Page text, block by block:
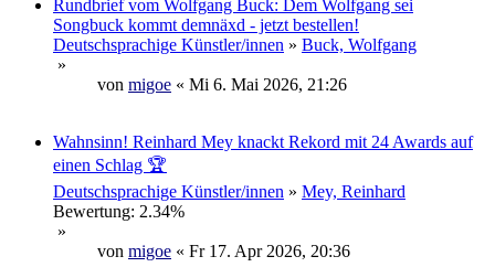
Rundbrief vom Wolfgang Buck: Dem Wolfgang sei
Songbuck kommt demnäxd - jetzt bestellen!
Deutschsprachige Künstler/innen » Buck, Wolfgang
»
von migoe « Mi 6. Mai 2026, 21:26
Wahnsinn! Reinhard Mey knackt Rekord mit 24 Awards auf
einen Schlag 🏆
Deutschsprachige Künstler/innen » Mey, Reinhard
Bewertung: 2.34%
»
von migoe « Fr 17. Apr 2026, 20:36